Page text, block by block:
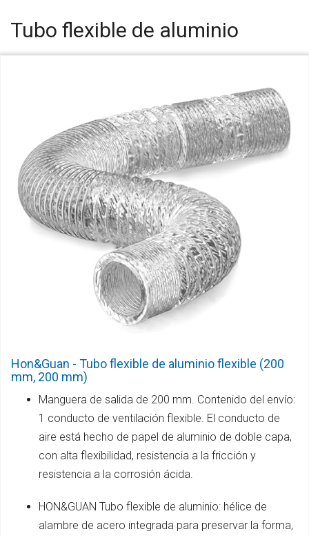
Tubo flexible de aluminio
Hon&Guan - Tubo flexible de aluminio flexible (200
mm, 200 mm)
Manguera de salida de 200 mm. Contenido del envío:
1 conducto de ventilación flexible. El conducto de
aire está hecho de papel de aluminio de doble capa,
con alta flexibilidad, resistencia a la fricción y
resistencia a la corrosión ácida.
HON&GUAN Tubo flexible de aluminio: hélice de
alambre de acero integrada para preservar la forma,